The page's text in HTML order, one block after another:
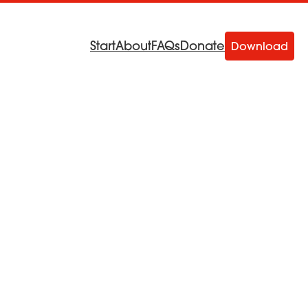
StartAboutFAQsDonate Download